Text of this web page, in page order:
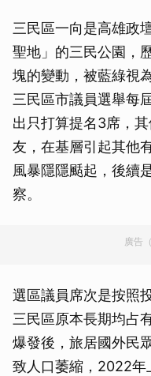
三民區一向是高雄政
聖地」的三民公園，
塊的變動，被藍綠視
三民區市議員選舉每
出只打算提名3席，
友，在基層引起其他
風暴隱隱颳起，後續
察。
廣告
選區議員席次是按照
三民區原本長期均占
爆發後，旅居國外民
致人口萎縮，2022年